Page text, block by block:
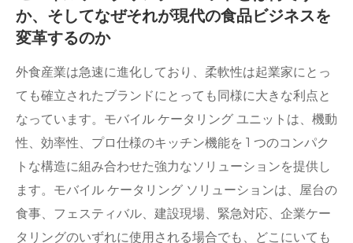
か、そしてなぜそれが現代の食品ビジネスを
変革するのか
外食産業は急速に進化しており、柔軟性は起業家にとっ
ても確立されたブランドにとっても同様に大きな利点と
なっています。モバイル ケータリング ユニットは、機動
性、効率性、プロ仕様のキッチン機能を 1 つのコンパク
トな構造に組み合わせた強力なソリューションを提供し
ます。モバイル ケータリング ソリューションは、屋台の
食事、フェスティバル、建設現場、緊急対応、企業ケー
タリングのいずれに使用される場合でも、どこにいても